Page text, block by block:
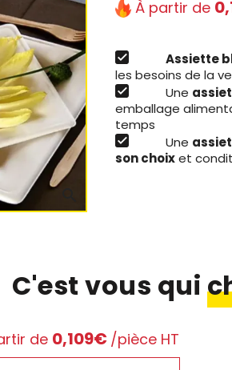
À partir de
Assiette
les besoins de la
Une
emballage
temps
Une
son choixet
C'est vous qui
de 0,109€ /pièce HT